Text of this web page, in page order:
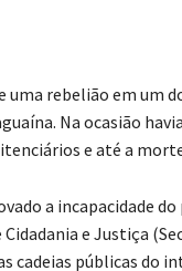
uma rebelião em um
Na ocasião
e até a
a incapacidade
e Justiça
cadeias públicas do